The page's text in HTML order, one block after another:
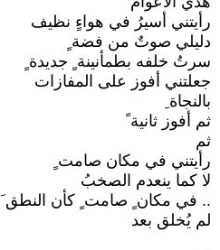
رأيتني أسيرُ في هواءٍ نظيف
دليلي صوتٌ من فضة ٍ
سرتُ خلفه بطمأنينة ٍ جديدة ٍ
جعلتني أفوز على المفازات
بالنجاة ِ
ثم أفوز ثانية ً
ثم
رأيتني في مكان صامت ٍ
لا كما ينعدم الصخبُ
.. في مكان ٍ صامت ٍ كأن النطق َ
لم يُخلق بعد